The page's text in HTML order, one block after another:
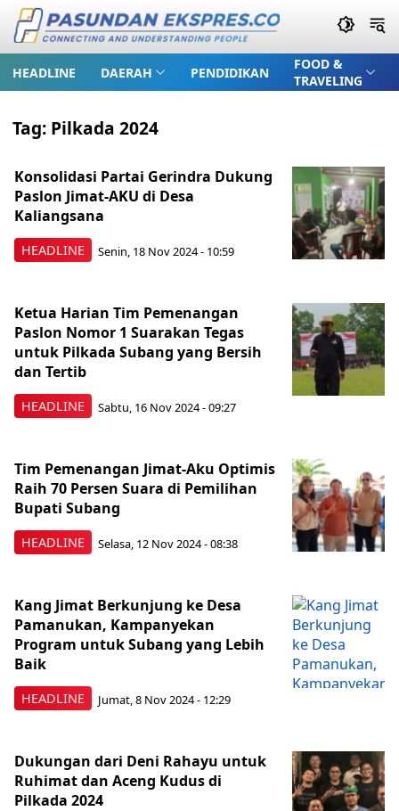
HEADLINE DAERAH PENDIDIKAN
FOOD &
TRAVELING
Tag: Pilkada 2024
HEADLINE
Konsolidasi Partai Gerindra Dukung
Paslon Jimat-AKU di Desa
Kaliangsana
Senin, 18 Nov 2024 - 10:59
HEADLINE
Ketua Harian Tim Pemenangan
Paslon Nomor 1 Suarakan Tegas
untuk Pilkada Subang yang Bersih
dan Tertib
Sabtu, 16 Nov 2024 - 09:27
HEADLINE
Tim Pemenangan Jimat-Aku Optimis
Raih 70 Persen Suara di Pemilihan
Bupati Subang
Selasa, 12 Nov 2024 - 08:38
HEADLINE
Kang Jimat Berkunjung ke Desa
Pamanukan, Kampanyekan
Program untuk Subang yang Lebih
Baik
Jumat, 8 Nov 2024 - 12:29
Dukungan dari Deni Rahayu untuk
Ruhimat dan Aceng Kudus di
Pilkada 2024